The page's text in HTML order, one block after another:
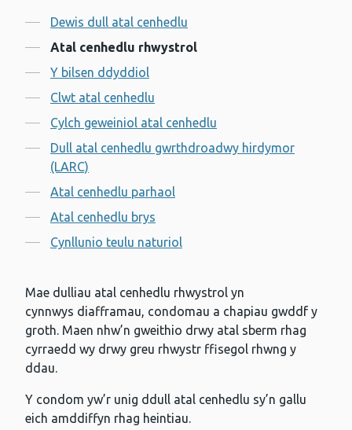
Cynnwys
Dewis dull atal cenhedlu
Atal cenhedlu rhwystrol
Y bilsen ddyddiol
Clwt atal cenhedlu
Cylch geweiniol atal cenhedlu
Dull atal cenhedlu gwrthdroadwy hirdymor
(LARC)
Atal cenhedlu parhaol
Atal cenhedlu brys
Cynllunio teulu naturiol
Mae dulliau atal cenhedlu rhwystrol yn
cynnwys diafframau, condomau a chapiau gwddf y
groth. Maen nhw’n gweithio drwy atal sberm rhag
cyrraedd wy drwy greu rhwystr ffisegol rhwng y
ddau.
Y condom yw’r unig ddull atal cenhedlu sy’n gallu
eich amddiffyn rhag heintiau.